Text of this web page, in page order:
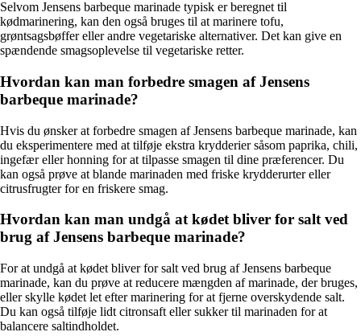
Selvom Jensens barbeque marinade typisk er beregnet til
kødmarinering, kan den også bruges til at marinere tofu,
grøntsagsbøffer eller andre vegetariske alternativer. Det kan give en
spændende smagsoplevelse til vegetariske retter.
Hvordan kan man forbedre smagen af Jensens
barbeque marinade?
Hvis du ønsker at forbedre smagen af Jensens barbeque marinade, kan
du eksperimentere med at tilføje ekstra krydderier såsom paprika, chili,
ingefær eller honning for at tilpasse smagen til dine præferencer. Du
kan også prøve at blande marinaden med friske krydderurter eller
citrusfrugter for en friskere smag.
Hvordan kan man undgå at kødet bliver for salt ved
brug af Jensens barbeque marinade?
For at undgå at kødet bliver for salt ved brug af Jensens barbeque
marinade, kan du prøve at reducere mængden af marinade, der bruges,
eller skylle kødet let efter marinering for at fjerne overskydende salt.
Du kan også tilføje lidt citronsaft eller sukker til marinaden for at
balancere saltindholdet.